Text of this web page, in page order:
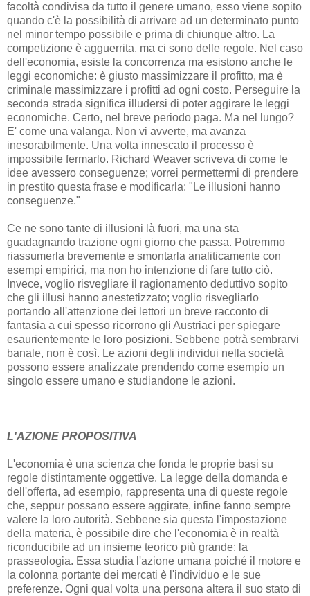
facoltà condivisa da tutto il genere umano, esso viene sopito
quando c'è la possibilità di arrivare ad un determinato punto
nel minor tempo possibile e prima di chiunque altro. La
competizione è agguerrita, ma ci sono delle regole. Nel caso
dell'economia, esiste la concorrenza ma esistono anche le
leggi economiche: è giusto massimizzare il profitto, ma è
criminale massimizzare i profitti ad ogni costo. Perseguire la
seconda strada significa illudersi di poter aggirare le leggi
economiche. Certo, nel breve periodo paga. Ma nel lungo?
E' come una valanga. Non vi avverte, ma avanza
inesorabilmente. Una volta innescato il processo è
impossibile fermarlo. Richard Weaver scriveva di come le
idee avessero conseguenze; vorrei permettermi di prendere
in prestito questa frase e modificarla: "Le illusioni hanno
conseguenze."
Ce ne sono tante di illusioni là fuori, ma una sta
guadagnando trazione ogni giorno che passa. Potremmo
riassumerla brevemente e smontarla analiticamente con
esempi empirici, ma non ho intenzione di fare tutto ciò.
Invece, voglio risvegliare il ragionamento deduttivo sopito
che gli illusi hanno anestetizzato; voglio risvegliarlo
portando all'attenzione dei lettori un breve racconto di
fantasia a cui spesso ricorrono gli Austriaci per spiegare
esaurientemente le loro posizioni. Sebbene potrà sembrarvi
banale, non è così. Le azioni degli individui nella società
possono essere analizzate prendendo come esempio un
singolo essere umano e studiandone le azioni.
L'AZIONE PROPOSITIVA
L'economia è una scienza che fonda le proprie basi su
regole distintamente oggettive. La legge della domanda e
dell'offerta, ad esempio, rappresenta una di queste regole
che, seppur possano essere aggirate, infine fanno sempre
valere la loro autorità. Sebbene sia questa l'impostazione
della materia, è possibile dire che l'economia è in realtà
riconducibile ad un insieme teorico più grande: la
prasseologia. Essa studia l'azione umana poiché il motore e
la colonna portante dei mercati è l'individuo e le sue
preferenze. Ogni qual volta una persona altera il suo stato di